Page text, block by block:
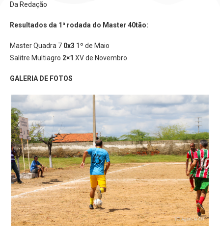
Da Redação
Resultados da 1ª rodada do Master 40tão:
Master Quadra 7 0x3 1º de Maio
Salitre Multiagro 2×1 XV de Novembro
GALERIA DE FOTOS